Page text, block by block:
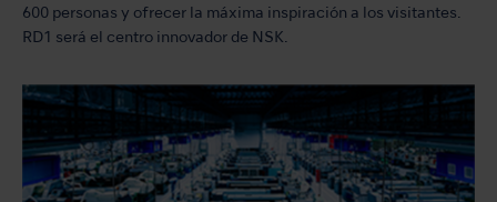
600 personas y ofrecer la máxima inspiración a los visitantes.
RD1 será el centro innovador de NSK.